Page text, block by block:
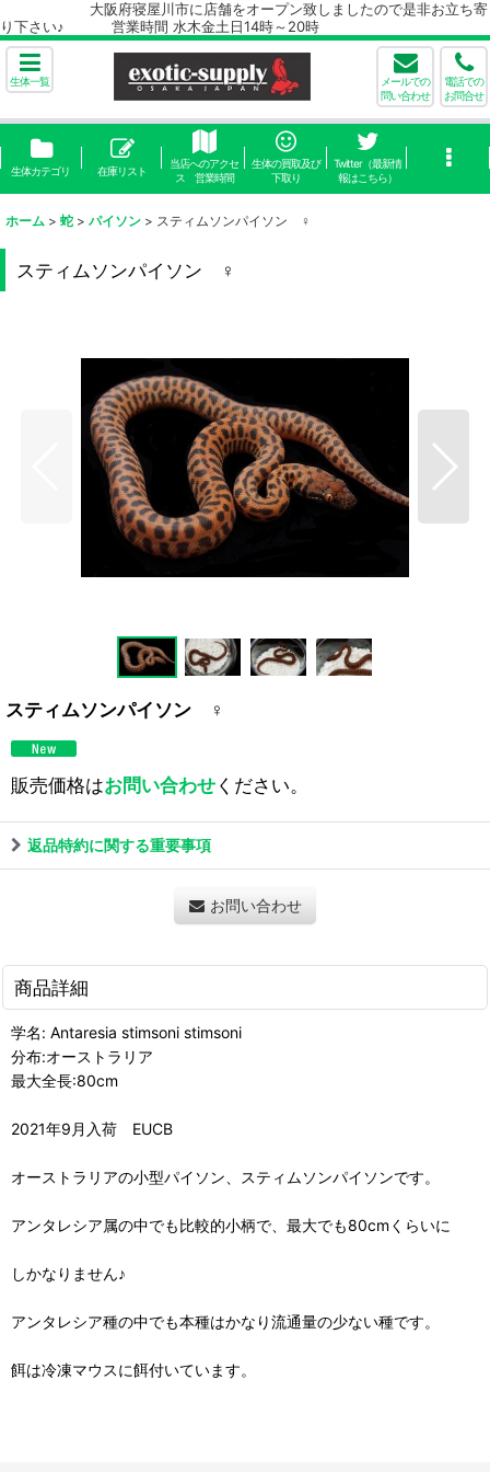
大阪府寝屋川市に店舗をオープン致しましたので是非お立ち寄
り下さい♪ 営業時間 水木金土日14時～20時
生体一覧
メールでの
問い合わせ
電話での
お問合せ
生体カテゴリ 在庫リスト
当店へのアクセ
ス 営業時間
生体の買取及び
下取り
Twitter（最新情
報はこちら）
ホーム > 蛇 > パイソン > スティムソンパイソン ♀
スティムソンパイソン ♀
スティムソンパイソン ♀
販売価格はお問い合わせください。
返品特約に関する重要事項
お問い合わせ
商品詳細
学名: Antaresia stimsoni stimsoni
分布:オーストラリア
最大全長:80cm
2021年9月入荷 EUCB
オーストラリアの小型パイソン、スティムソンパイソンです。
アンタレシア属の中でも比較的小柄で、最大でも80cmくらいに
しかなりません♪
アンタレシア種の中でも本種はかなり流通量の少ない種です。
餌は冷凍マウスに餌付いています。